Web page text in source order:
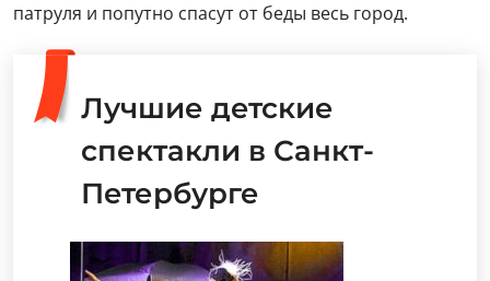
патруля и попутно спасут от беды весь город.
Лучшие детские
спектакли в Санкт-
Петербурге